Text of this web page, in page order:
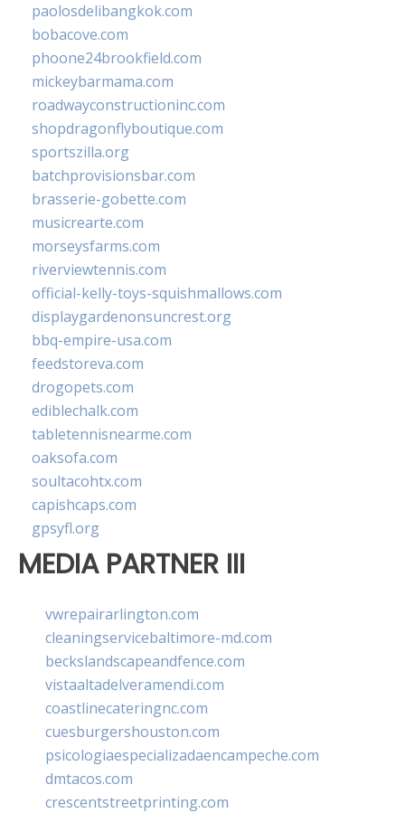
paolosdelibangkok.com
bobacove.com
phoone24brookfield.com
mickeybarmama.com
roadwayconstructioninc.com
shopdragonflyboutique.com
sportszilla.org
batchprovisionsbar.com
brasserie-gobette.com
musicrearte.com
morseysfarms.com
riverviewtennis.com
official-kelly-toys-squishmallows.com
displaygardenonsuncrest.org
bbq-empire-usa.com
feedstoreva.com
drogopets.com
ediblechalk.com
tabletennisnearme.com
oaksofa.com
soultacohtx.com
capishcaps.com
gpsyfl.org
MEDIA PARTNER III
vwrepairarlington.com
cleaningservicebaltimore-md.com
beckslandscapeandfence.com
vistaaltadelveramendi.com
coastlinecateringnc.com
cuesburgershouston.com
psicologiaespecializadaencampeche.com
dmtacos.com
crescentstreetprinting.com